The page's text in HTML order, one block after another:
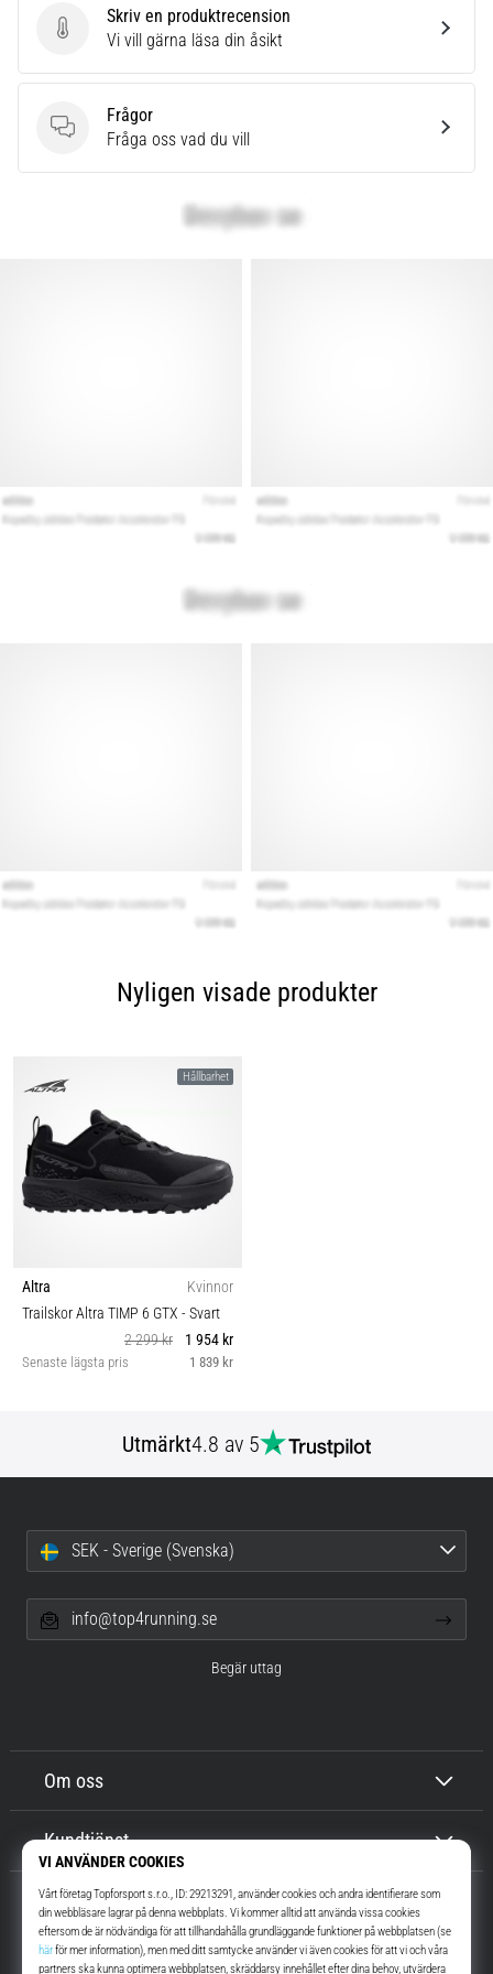
Skriv en produktrecension
Skriv en produktrecension
Vi vill gärna läsa din åsikt
Frågor
Frågor
Fråga oss vad du vill
Nyligen visade produkter
Hållbarhet
Altra
Kvinnor
Trailskor Altra TIMP 6 GTX - Svart
2 299 kr
1 954 kr
Senaste lägsta pris 1 839 kr
Utmärkt4.8 av 5
Om oss
Kundtjänst
SEK - Sverige (Svenska)
info@top4running.se
Begär uttag